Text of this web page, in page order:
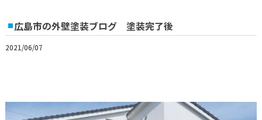
広島市の外壁塗装ブログ 塗装完了後
2021/06/07